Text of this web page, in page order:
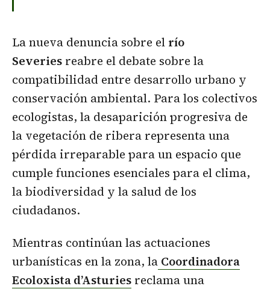
La nueva denuncia sobre el río
Severies reabre el debate sobre la
compatibilidad entre desarrollo urbano y
conservación ambiental. Para los colectivos
ecologistas, la desaparición progresiva de
la vegetación de ribera representa una
pérdida irreparable para un espacio que
cumple funciones esenciales para el clima,
la biodiversidad y la salud de los
ciudadanos.
Mientras continúan las actuaciones
urbanísticas en la zona, la Coordinadora
Ecoloxista d’Asturies reclama una